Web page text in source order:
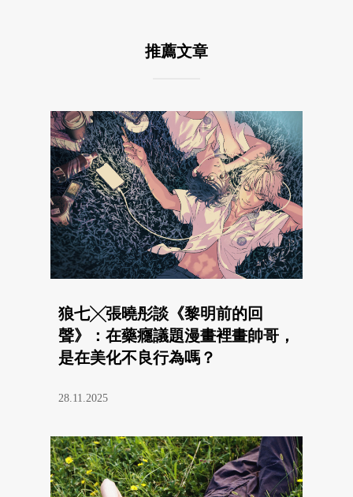
推薦文章
狼七╳張曉彤談《黎明前的回
聲》：在藥癮議題漫畫裡畫帥哥，
是在美化不良行為嗎？
28.11.2025